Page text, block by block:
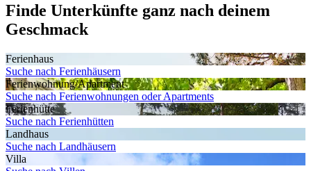
Finde Unterkünfte ganz nach deinem
Geschmack
Ferienhaus
Suche nach Ferienhäusern
Ferienwohnung/Apartment
Suche nach Ferienwohnungen oder Apartments
Ferienhütte
Suche nach Ferienhütten
Landhaus
Suche nach Landhäusern
Villa